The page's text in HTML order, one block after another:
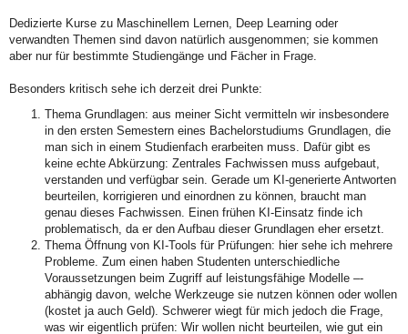
Dedizierte Kurse zu Maschinellem Lernen, Deep Learning oder
verwandten Themen sind davon natürlich ausgenommen; sie kommen
aber nur für bestimmte Studiengänge und Fächer in Frage.
Besonders kritisch sehe ich derzeit drei Punkte:
Thema Grundlagen: aus meiner Sicht vermitteln wir insbesondere
in den ersten Semestern eines Bachelorstudiums Grundlagen, die
man sich in einem Studienfach erarbeiten muss. Dafür gibt es
keine echte Abkürzung: Zentrales Fachwissen muss aufgebaut,
verstanden und verfügbar sein. Gerade um KI-generierte Antworten
beurteilen, korrigieren und einordnen zu können, braucht man
genau dieses Fachwissen. Einen frühen KI-Einsatz finde ich
problematisch, da er den Aufbau dieser Grundlagen eher ersetzt.
Thema Öffnung von KI-Tools für Prüfungen: hier sehe ich mehrere
Probleme. Zum einen haben Studenten unterschiedliche
Voraussetzungen beim Zugriff auf leistungsfähige Modelle –-
abhängig davon, welche Werkzeuge sie nutzen können oder wollen
(kostet ja auch Geld). Schwerer wiegt für mich jedoch die Frage,
was wir eigentlich prüfen: Wir wollen nicht beurteilen, wie gut ein